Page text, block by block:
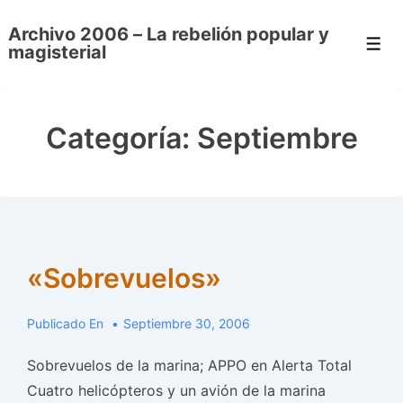
Saltar
al
Archivo 2006 – La rebelión popular y
magisterial
Categoría: Septiembre
«Sobrevuelos»
Publicado En Septiembre 30, 2006
Sobrevuelos de la marina; APPO en Alerta Total
Cuatro helicópteros y un avión de la marina